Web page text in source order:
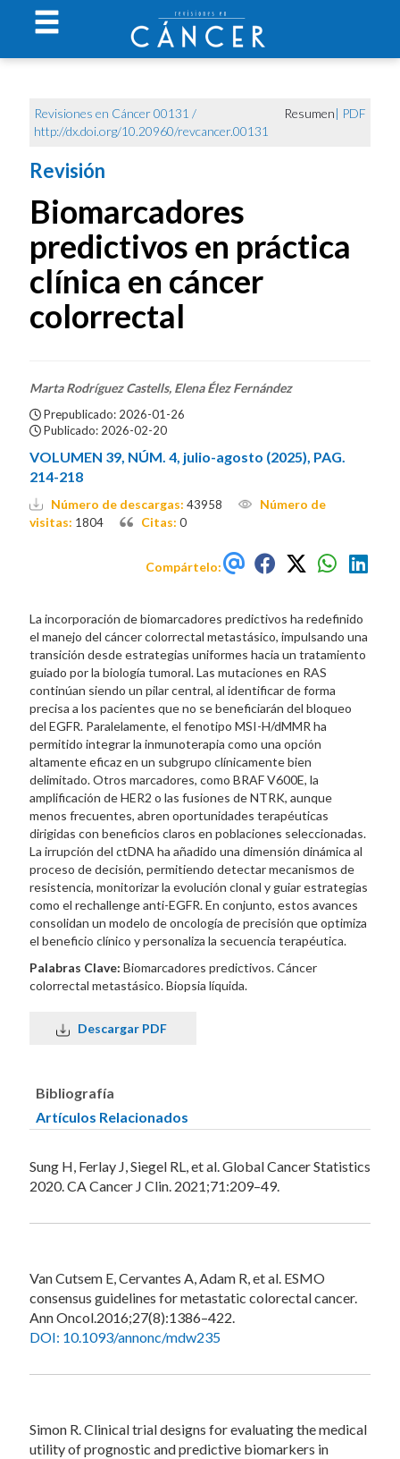
Revisiones en Cáncer 00131 /
http://dx.doi.org/10.20960/revcancer.00131
Resumen| PDF
Revisión
Biomarcadores
predictivos en práctica
clínica en cáncer
colorrectal
Marta Rodríguez Castells, Elena Élez Fernández
Prepublicado: 2026-01-26
Publicado: 2026-02-20
VOLUMEN 39, NÚM. 4, julio-agosto (2025), PAG.
214-218
Número de descargas: 43958
Número de
visitas: 1804 Citas: 0
Compártelo:
La incorporación de biomarcadores predictivos ha redefinido
el manejo del cáncer colorrectal metastásico, impulsando una
transición desde estrategias uniformes hacia un tratamiento
guiado por la biología tumoral. Las mutaciones en RAS
continúan siendo un pilar central, al identificar de forma
precisa a los pacientes que no se beneficiarán del bloqueo
del EGFR. Paralelamente, el fenotipo MSI-H/dMMR ha
permitido integrar la inmunoterapia como una opción
altamente eficaz en un subgrupo clínicamente bien
delimitado. Otros marcadores, como BRAF V600E, la
amplificación de HER2 o las fusiones de NTRK, aunque
menos frecuentes, abren oportunidades terapéuticas
dirigidas con beneficios claros en poblaciones seleccionadas.
La irrupción del ctDNA ha añadido una dimensión dinámica al
proceso de decisión, permitiendo detectar mecanismos de
resistencia, monitorizar la evolución clonal y guiar estrategias
como el rechallenge anti-EGFR. En conjunto, estos avances
consolidan un modelo de oncología de precisión que optimiza
el beneficio clínico y personaliza la secuencia terapéutica.
Palabras Clave: Biomarcadores predictivos. Cáncer
colorrectal metastásico. Biopsia líquida.
Descargar PDF
Bibliografía
Artículos Relacionados
Sung H, Ferlay J, Siegel RL, et al. Global Cancer Statistics
2020. CA Cancer J Clin. 2021;71:209–49.
Van Cutsem E, Cervantes A, Adam R, et al. ESMO
consensus guidelines for metastatic colorectal cancer.
Ann Oncol.2016;27(8):1386–422.
DOI: 10.1093/annonc/mdw235
Simon R. Clinical trial designs for evaluating the medical
utility of prognostic and predictive biomarkers in